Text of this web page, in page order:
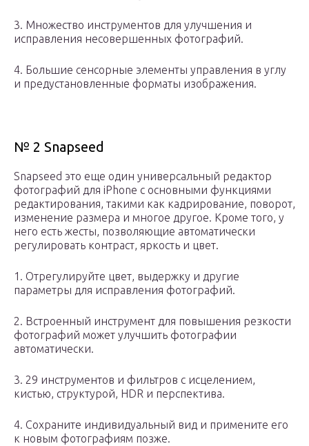
3. Множество инструментов для улучшения и
исправления несовершенных фотографий.
4. Большие сенсорные элементы управления в углу
и предустановленные форматы изображения.
№ 2 Snapseed
Snapseed это еще один универсальный редактор
фотографий для iPhone с основными функциями
редактирования, такими как кадрирование, поворот,
изменение размера и многое другое. Кроме того, у
него есть жесты, позволяющие автоматически
регулировать контраст, яркость и цвет.
1. Отрегулируйте цвет, выдержку и другие
параметры для исправления фотографий.
2. Встроенный инструмент для повышения резкости
фотографий может улучшить фотографии
автоматически.
3. 29 инструментов и фильтров с исцелением,
кистью, структурой, HDR и перспектива.
4. Сохраните индивидуальный вид и примените его
к новым фотографиям позже.